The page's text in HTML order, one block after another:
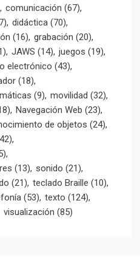
comunicación (67)
didáctica (70)
(16) grabación (20)
JAWS (14) juegos (19)
electrónico (43)
(18)
(9) movilidad (32)
Navegación Web (23)
de objetos (24)
(13) sonido (21)
(21) teclado Braille (10)
(53) texto (124)
visualización (85)